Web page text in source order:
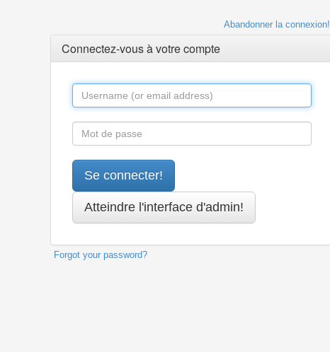
Abandonner la connexion!
Connectez-vous à votre compte
Forgot your password?